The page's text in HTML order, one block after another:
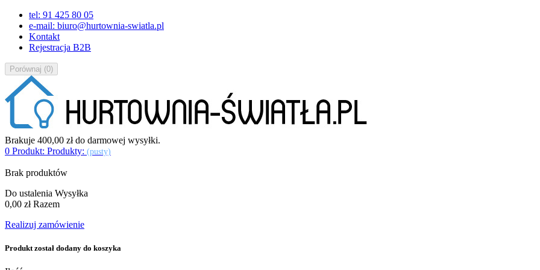
tel: 91 425 80 05
e-mail: biuro@hurtownia-swiatla.pl
Kontakt
Rejestracja B2B
Porównaj (0)
Brakuje 400,00 złdo darmowej wysyłki.
0 Produkt: Produkty: (pusty)
Brak produktów
Do ustalenia Wysyłka
0,00 zł Razem
Realizuj zamówienie
Produkt został dodany do koszyka